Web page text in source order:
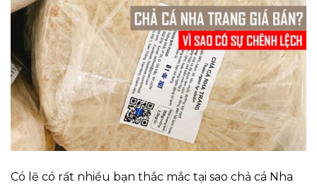
Có lẽ có rất nhiều bạn thắc mắc tại sao chả cá Nha